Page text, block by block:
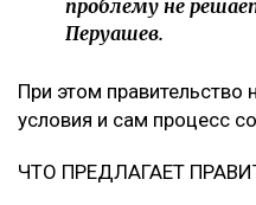
проблему не
Перуашев.
При этом правительство
условия и сам процесс
ЧТО ПРЕДЛАГАЕТ